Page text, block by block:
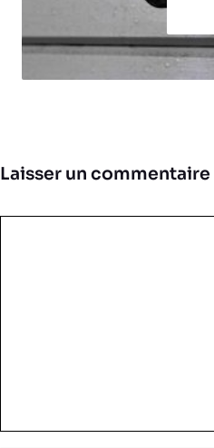
Laisser un commentaire